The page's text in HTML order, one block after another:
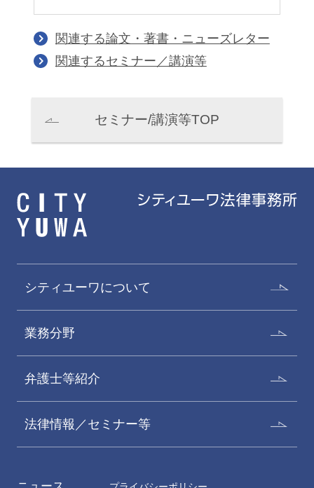
関連する論文・著書・ニューズレター
関連するセミナー／講演等
セミナー/講演等TOP
シティユーワについて
業務分野
弁護士等紹介
法律情報／セミナー等